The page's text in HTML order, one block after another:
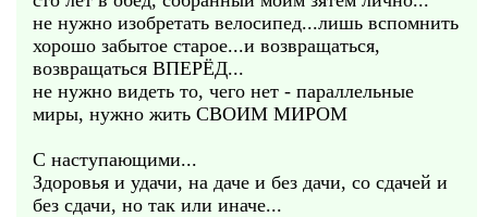
не нужно изобретать велосипед...лишь вспомнить
хорошо забытое старое...и возвращаться,
возвращаться ВПЕРЁД...
не нужно видеть то, чего нет - параллельные
миры, нужно жить СВОИМ МИРОМ
С наступающими...
Здоровья и удачи, на даче и без дачи, со сдачей и
без сдачи, но так или иначе...